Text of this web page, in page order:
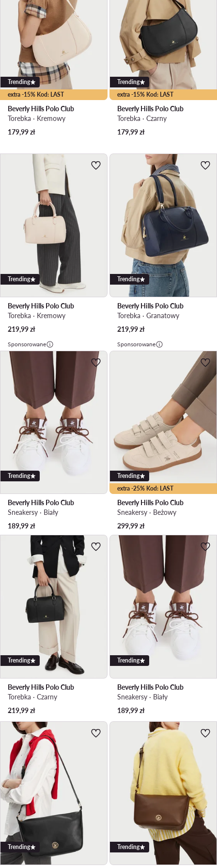
extra -15% Kod: LAST
Trending
Beverly Hills Polo Club
Torebka · Kremowy
179,99zł
extra -15% Kod: LAST
Trending
Beverly Hills Polo Club
Torebka · Czarny
179,99zł
Trending
Beverly Hills Polo Club
Torebka · Kremowy
219,99zł
Trending
Beverly Hills Polo Club
Torebka · Granatowy
219,99zł
Sponsorowane
Trending
Beverly Hills Polo Club
Sneakersy · Biały
189,99zł
Sponsorowane
extra -25% Kod: LAST
Trending
Beverly Hills Polo Club
Sneakersy · Beżowy
299,99zł
Trending
Beverly Hills Polo Club
Torebka · Czarny
219,99zł
Trending
Beverly Hills Polo Club
Sneakersy · Biały
189,99zł
Trending Trending